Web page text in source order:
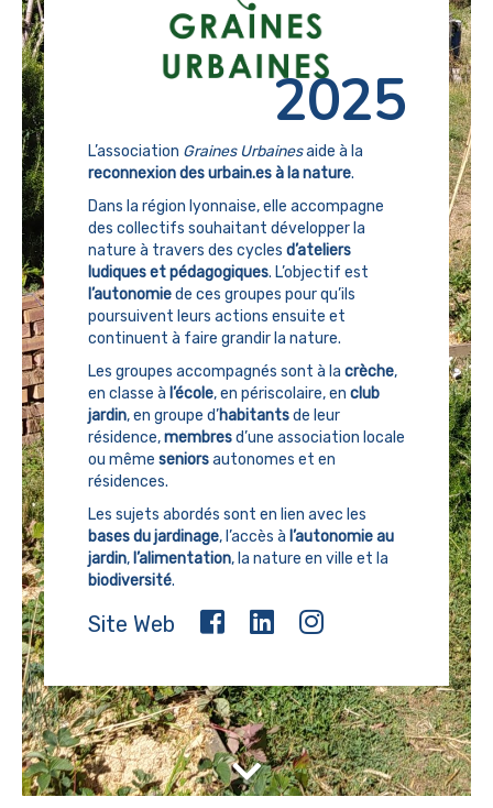
2025
L’association Graines Urbainesaide à la
reconnexion des urbain.es à la nature.
Dans la région lyonnaise, elle accompagne
des collectifs souhaitant développer la
nature à travers des cycles d’ateliers
ludiques et pédagogiques. L’objectif est
l’autonomiede ces groupes pour qu’ils
poursuivent leurs actions ensuite et
continuent à faire grandir la nature.
Les groupes accompagnés sont à la crèche,
en classe à l’école, en périscolaire, en club
jardin, en groupe d’habitantsde leur
résidence,membresd’une association locale
ou même seniorsautonomes et en
résidences.
Les sujets abordés sont en lien avec les
bases du jardinage, l’accès à l’autonomie au
jardin, l’alimentation, la nature en ville et la
biodiversité.
Site Web